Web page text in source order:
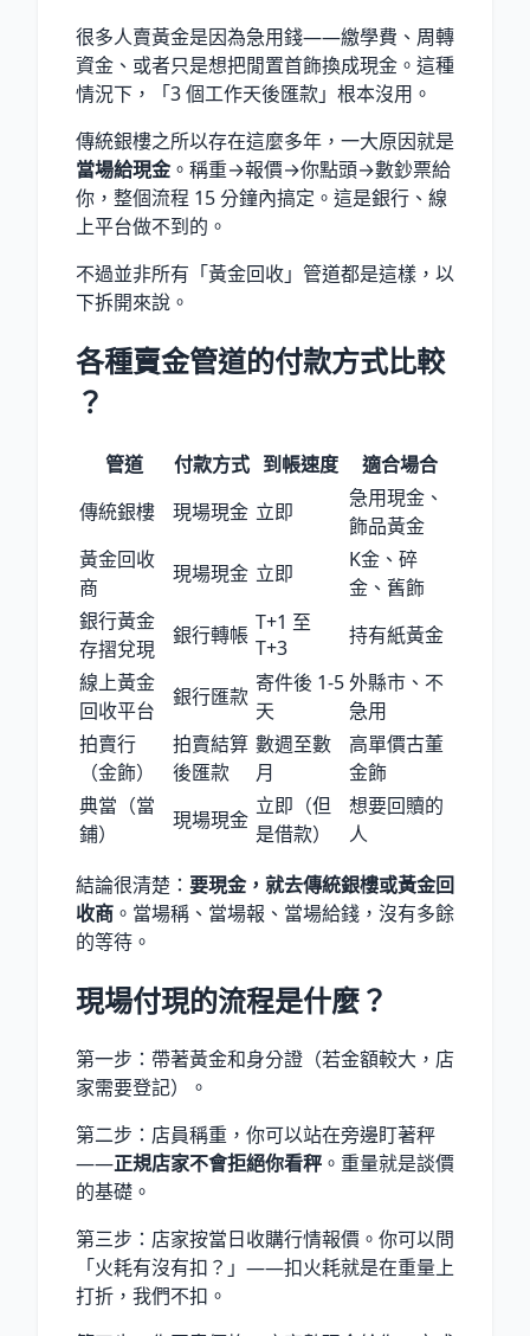
很多人賣黃金是因為急用錢——繳學費、周轉
資金、或者只是想把閒置首飾換成現金。這種
情況下，「3 個工作天後匯款」根本沒用。
傳統銀樓之所以存在這麼多年，一大原因就是
當場給現金。稱重→報價→你點頭→數鈔票給
你，整個流程 15 分鐘內搞定。這是銀行、線
上平台做不到的。
不過並非所有「黃金回收」管道都是這樣，以
下拆開來說。
各種賣金管道的付款方式比較
？
管道 付款方式 到帳速度
適合場合
傳統銀樓
現場現金 立即
急用現金、
飾品黃金
黃金回收
商
現場現金 立即
K金、碎
金、舊飾
銀行黃金
存摺兌現
銀行轉帳 T+1 至
T+3
持有紙黃金
線上黃金
回收平台
銀行匯款
寄件後 1-5
天
外縣市、不
急用
拍賣行
（金飾）
拍賣結算
後匯款
數週至數
月
高單價古董
金飾
典當（當
鋪）
現場現金
立即（但
是借款）
想要回贖的
人
結論很清楚： 要現金，就去傳統銀樓或黃金回
收商 。當場稱、當場報、當場給錢，沒有多餘
的等待。
現場付現的流程是什麼？
第一步：帶著黃金和身分證（若金額較大，店
家需要登記）。
第二步：店員稱重，你可以站在旁邊盯著秤
——正規店家不會拒絕你看秤 。重量就是談價
的基礎。
第三步：店家按當日收購行情報價。你可以問
「火耗有沒有扣？」——扣火耗就是在重量上
打折，我們不扣。